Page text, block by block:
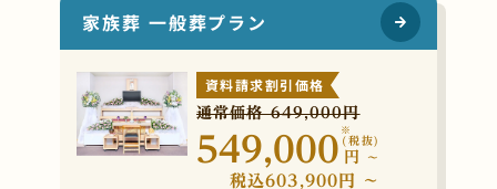
家族葬 一般葬プラン
資料請求割引価格
通常価格 649,000円
549,000
※
円
(税抜)
~
税込603,900円 ~